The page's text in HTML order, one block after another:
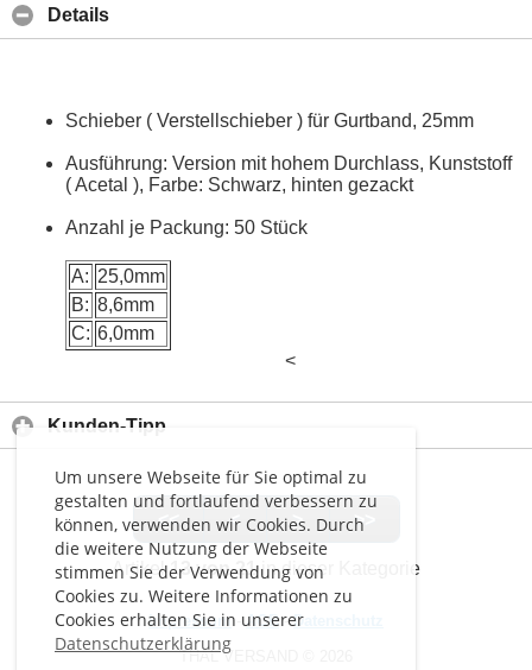
Um unsere Webseite für Sie optimal zu
gestalten und fortlaufend verbessern zu
können, verwenden wir Cookies. Durch
die weitere Nutzung der Webseite
stimmen Sie der Verwendung von
Cookies zu. Weitere Informationen zu
Cookies erhalten Sie in unserer
Datenschutzerklärung
Details
Schieber ( Verstellschieber ) für Gurtband, 25mm
Ausführung: Version mit hohem Durchlass, Kunststoff
( Acetal ), Farbe: Schwarz, hinten gezackt
Anzahl je Packung: 50 Stück
A: 25,0mm
B: 8,6mm
C: 6,0mm
<
Kunden-Tipp
<< < > >>
Artikel13 von 21in dieser Kategorie
Impressum-AGB-Datenschutz
THAL VERSAND © 2026